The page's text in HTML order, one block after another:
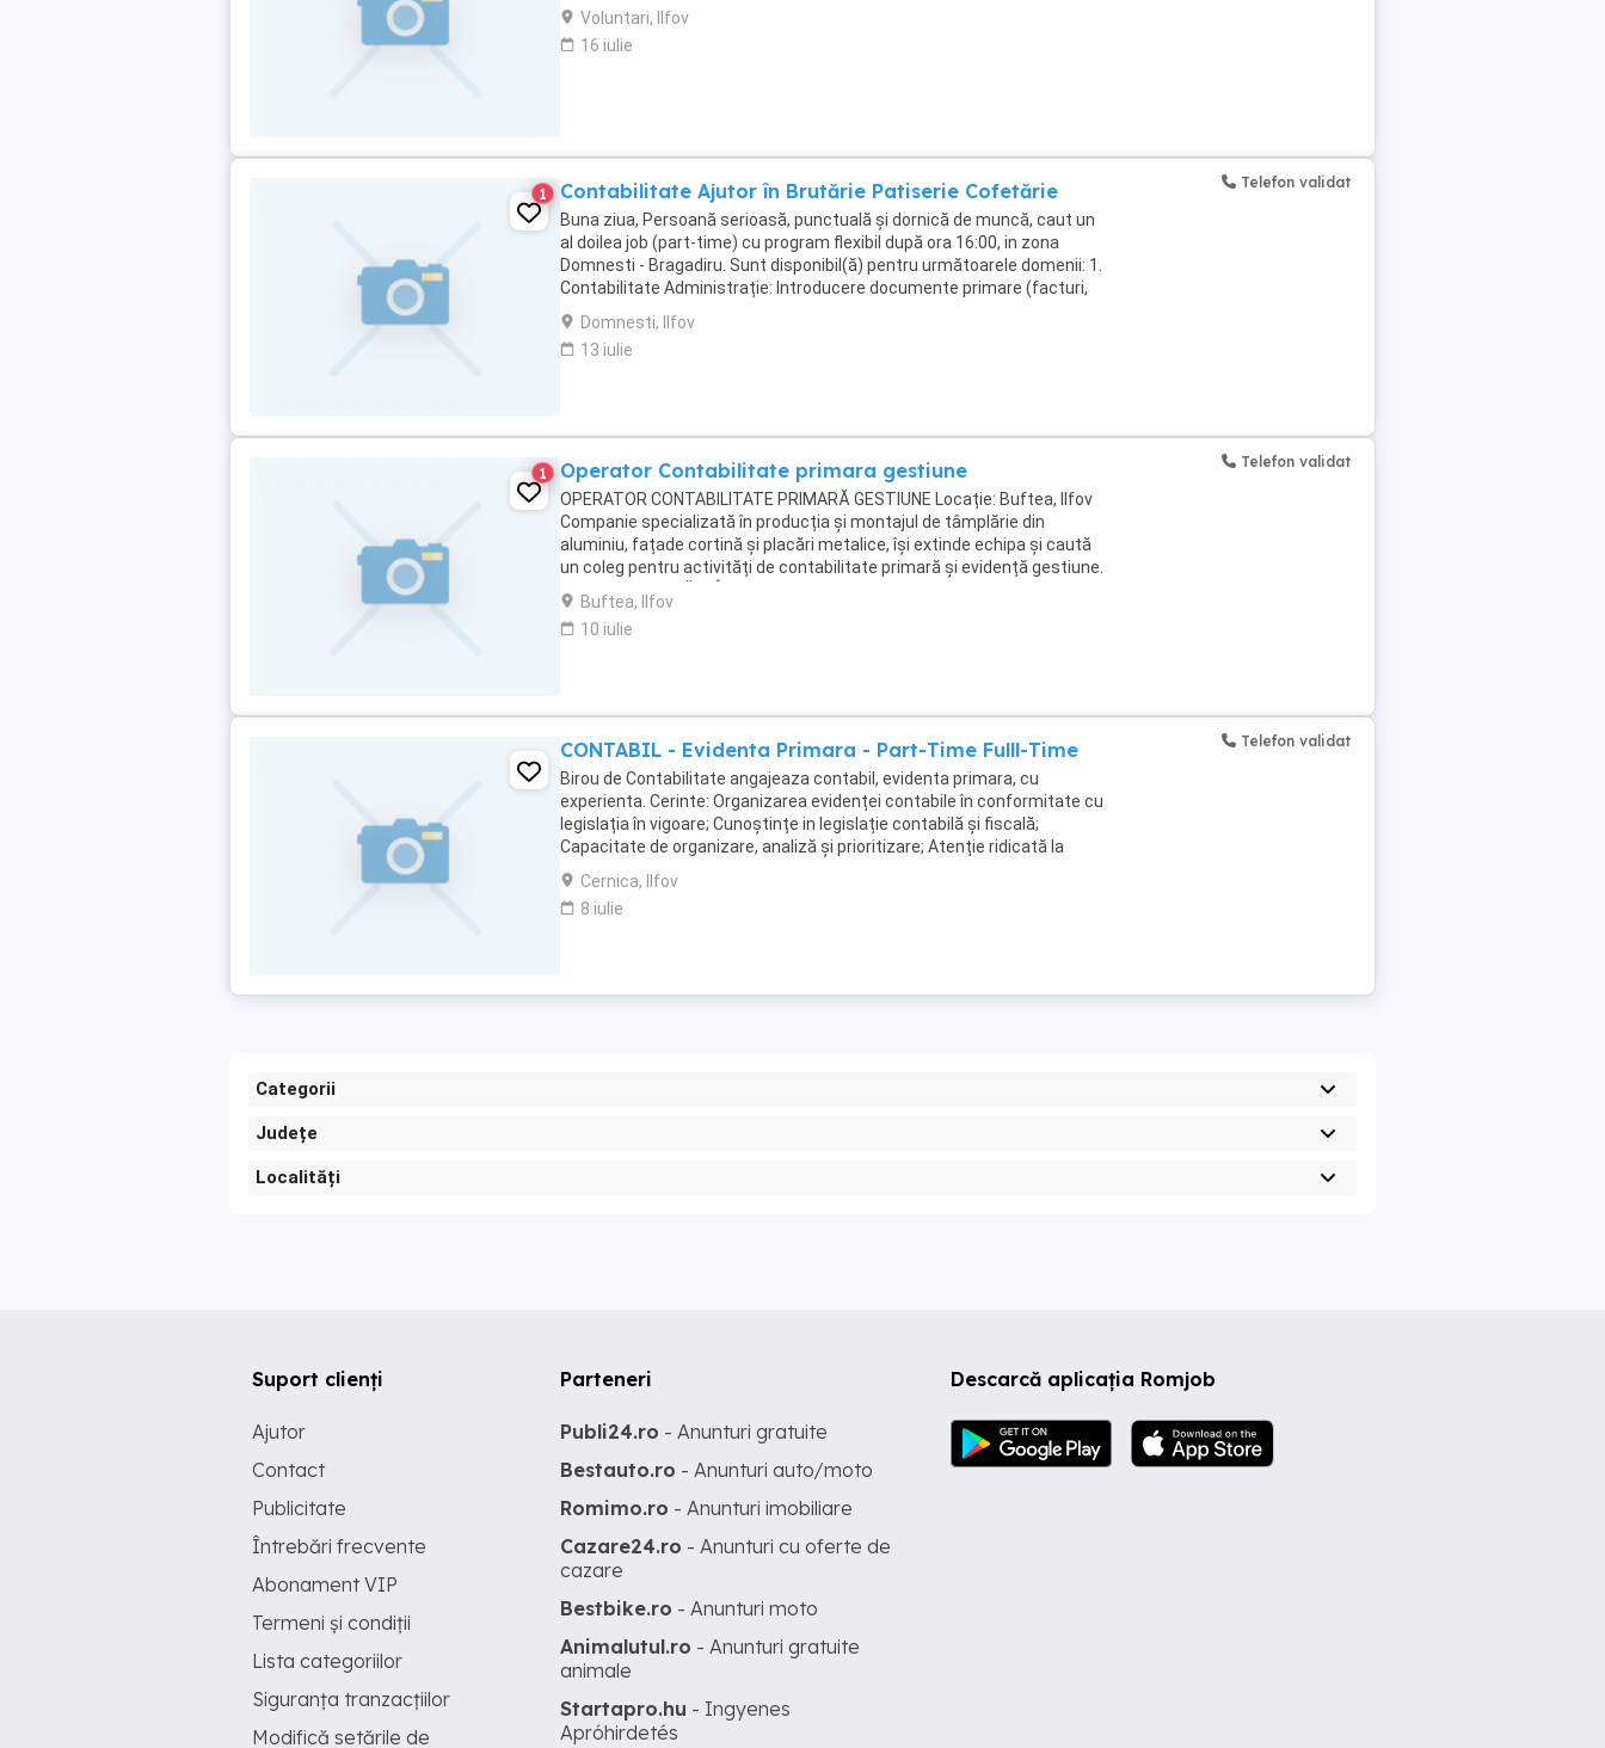
Voluntari, Ilfov
16 iulie
1 Contabilitate Ajutor în Brutărie Patiserie Cofetărie
Buna ziua, Persoană serioasă, punctuală și dornică de muncă, caut un
al doilea job (part-time) cu program flexibil după ora 16:00, in zona
Domnesti - Bragadiru. Sunt disponibil(ă) pentru următoarele domenii: 1.
Contabilitate Administrație: Introducere documente primare (facturi,
chitanțe, extrase). Verificare ...
Domnesti, Ilfov
13 iulie
Telefon validat
1 Operator Contabilitate primara gestiune
OPERATOR CONTABILITATE PRIMARĂ GESTIUNE Locație: Buftea, Ilfov
Companie specializată în producția și montajul de tâmplărie din
aluminiu, fațade cortină și placări metalice, își extinde echipa și caută
un coleg pentru activități de contabilitate primară și evidență gestiune.
RESPONSABILITĂȚI: Înregistrarea ...
Buftea, Ilfov
10 iulie
Telefon validat
CONTABIL - Evidenta Primara - Part-Time Fulll-Time
Birou de Contabilitate angajeaza contabil, evidenta primara, cu
experienta. Cerinte: Organizarea evidenței contabile în conformitate cu
legislația în vigoare; Cunoștințe in legislație contabilă și fiscală;
Capacitate de organizare, analiză și prioritizare; Atenție ridicată la
detalii și responsabilitate ...
Cernica, Ilfov
8 iulie
Telefon validat
Categorii
Județe
Localități
Descarcă aplicația Romjob
Suport clienți
Ajutor
Contact
Publicitate
Întrebări frecvente
Abonament VIP
Termeni și condiții
Lista categoriilor
Siguranța tranzacțiilor
Modifică setările de
Parteneri
Publi24.ro - Anunturi gratuite
Bestauto.ro - Anunturi auto/moto
Romimo.ro - Anunturi imobiliare
Cazare24.ro - Anunturi cu oferte de
cazare
Bestbike.ro - Anunturi moto
Animalutul.ro - Anunturi gratuite
animale
Startapro.hu - Ingyenes
Apróhirdetés